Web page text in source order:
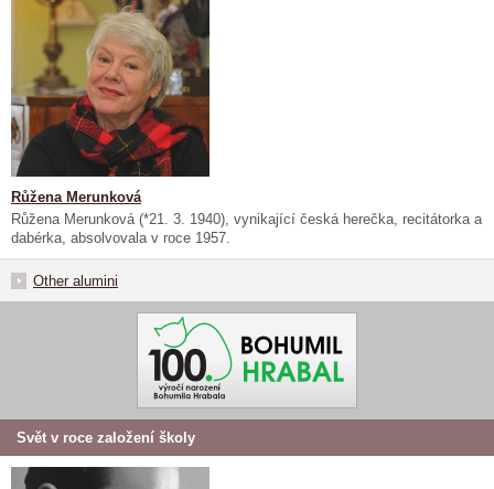
Růžena Merunková
Růžena Merunková (*21. 3. 1940), vynikající česká herečka, recitátorka a
dabérka, absolvovala v roce 1957.
Other alumini
Svět v roce založení školy